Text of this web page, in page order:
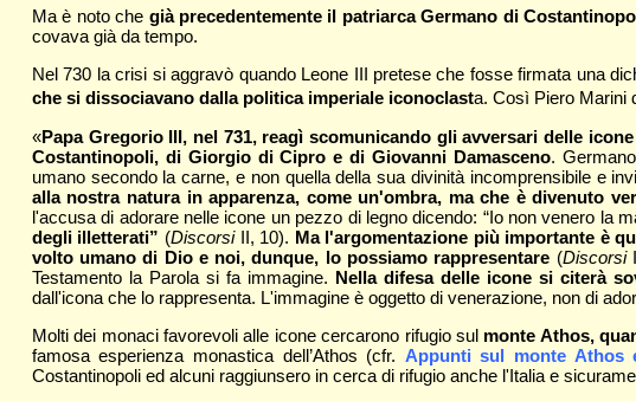
Ma è noto che già precedentemente il patriarca Germano di
covava già da tempo.
Nel 730 la crisi si aggravò quando Leone III pretese che fosse firmata una
che si dissociavano dalla politica imperiale iconoclasta. Così Piero Marini
«Papa Gregorio III, nel 731, reagì scomunicando gli avversari delle
Costantinopoli, di Giorgio di Cipro e di Giovanni Damasceno.
umano secondo la carne, e non quella della sua divinità incomprensibile e
alla nostra natura in apparenza, come un'ombra, ma che è divenuto
l'accusa di adorare nelle icone un pezzo di legno dicendo: “Io non venero la
degli illetterati” (DiscorsiII, 10). Ma l'argomentazione più importante è
volto umano di Dio e noi, dunque, lo possiamo rappresentare (Discorsi
Testamento la Parola si fa immagine. Nella difesa delle icone si citerà
dall'icona che lo rappresenta. L'immagine è oggetto di venerazione, non di
Molti dei monaci favorevoli alle icone cercarono rifugio sul monte Athos,
famosa esperienza monastica dell’Athos (cfr. Appunti sul monte Athos
Costantinopoli ed alcuni raggiunsero in cerca di rifugio anche l'Italia e